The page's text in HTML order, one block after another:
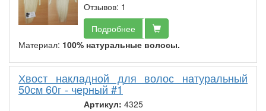
Отзывов: 1
Подробнее
Материал: 100% натуральные волосы.
Хвост накладной для волос натуральный
50см 60г - черный #1
Артикул: 4325